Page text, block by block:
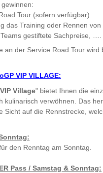
Tour (sofern verfügbar)
das Training oder Rennen
gestiftete Sachpreise, ….
an der Service Road Tour
VIP VILLAGE:
Village" bietet Ihnen die
kulinarisch verwöhnen. Das
Sicht auf die Rennstrecke,
den Renntag am Sonntag.
Pass / Samstag & Sonntag: